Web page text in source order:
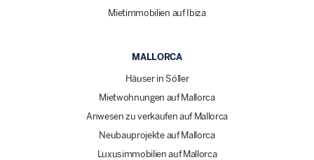
Mietimmobilien auf Ibiza
MALLORCA
Häuser in Sóller
Mietwohnungen auf Mallorca
Anwesen zu verkaufen auf Mallorca
Neubauprojekte auf Mallorca
Luxusimmobilien auf Mallorca